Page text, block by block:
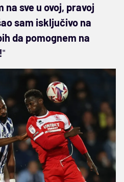
na sve u ovoj, pravoj
sam isključivo na
da pomognem na
"